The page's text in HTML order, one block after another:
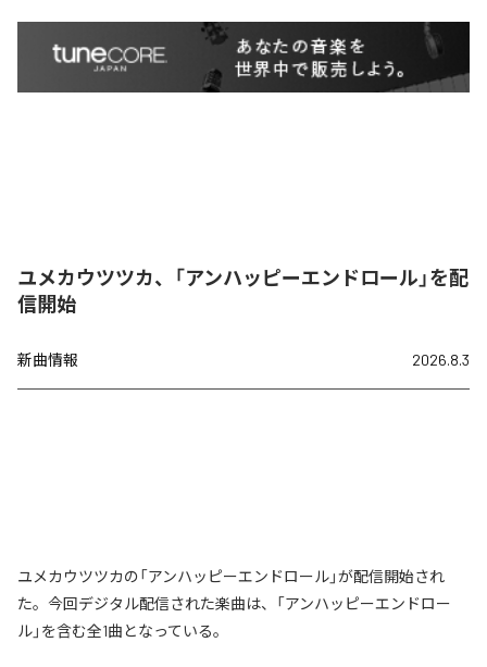
ユメカウツツカ、「アンハッピーエンドロール」を配
信開始
新曲情報 2026.8.3
ユメカウツツカの「アンハッピーエンドロール」が配信開始され
た。今回デジタル配信された楽曲は、「アンハッピーエンドロー
ル」を含む全1曲となっている。